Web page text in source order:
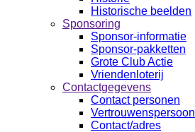
Historische beelden
Sponsoring
Sponsor-informatie
Sponsor-pakketten
Grote Club Actie
Vriendenloterij
Contactgegevens
Contact personen
Vertrouwenspersoon
Contact/adres